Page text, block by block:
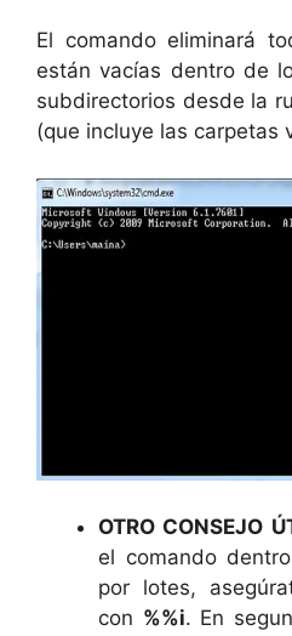
El comando eliminará
están vacías dentro de
subdirectorios desde la
(que incluye las carpetas
OTRO CONSEJO
el comando
por lotes,
con %%i. En